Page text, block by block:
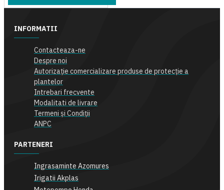
INFORMATII
Contacteaza-ne
Despre noi
Autorizație comercializare produse de protecție a
plantelor
Intrebari frecvente
Modalitati de livrare
Termeni și Condiții
ANPC
PARTENERI
Ingrasaminte Azomures
Irigatii Akplas